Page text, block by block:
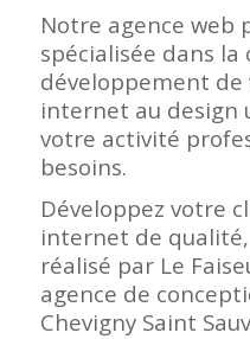
Notre agence web
spécialisée dans
développement
internet au design
votre activité
besoins.
Développez votre
internet de
réalisé par Le
agence de
Chevigny Saint